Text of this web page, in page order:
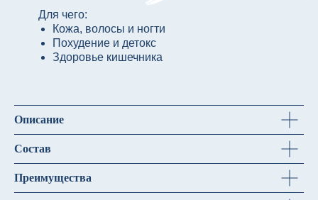
Для чего:
Кожа, волосы и ногти
Похудение и детокс
Здоровье кишечника
Описание
Состав
Преимущества